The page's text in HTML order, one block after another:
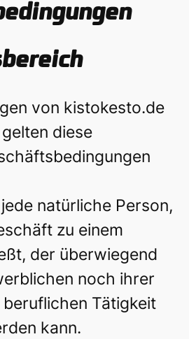
von kistokesto.de
diese
natürliche Person,
zu einem
der überwiegend
noch ihrer
Tätigkeit
kann.